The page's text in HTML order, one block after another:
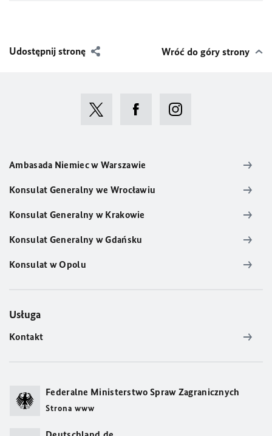
Udostępnij stronę Wróć do góry strony
Ambasada Niemiec w Warszawie
Konsulat Generalny we Wrocławiu
Konsulat Generalny w Krakowie
Konsulat Generalny w Gdańsku
Konsulat w Opolu
Usługa
Kontakt
Federalne Ministerstwo Spraw Zagranicznych
Strona www